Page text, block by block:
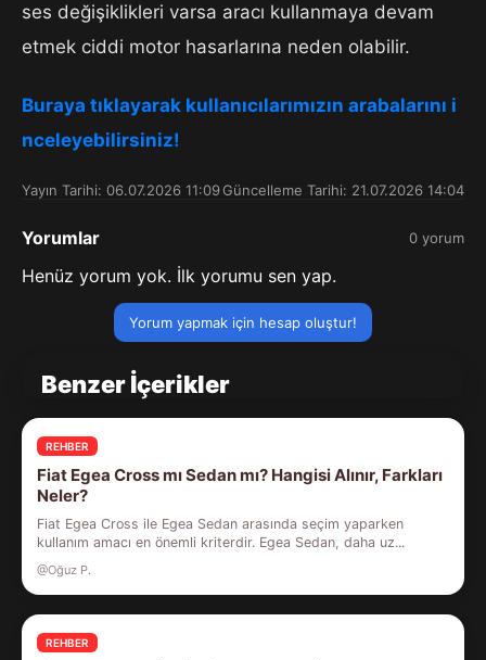
ses değişiklikleri varsa aracı kullanmaya devam
etmek ciddi motor hasarlarına neden olabilir.
Buraya tıklayarak kullanıcılarımızın arabalarını i
nceleyebilirsiniz!
Yayın Tarihi: 06.07.2026 11:09Güncelleme Tarihi: 21.07.2026 14:04
Yorumlar 0 yorum
Henüz yorum yok. İlk yorumu sen yap.
Yorum yapmak için hesap oluştur!
Benzer İçerikler
REHBER
Fiat Egea Cross mı Sedan mı? Hangisi Alınır, Farkları
Neler?
Fiat Egea Cross ile Egea Sedan arasında seçim yaparken
kullanım amacı en önemli kriterdir. Egea Sedan, daha uz...
@Oğuz P.
REHBER